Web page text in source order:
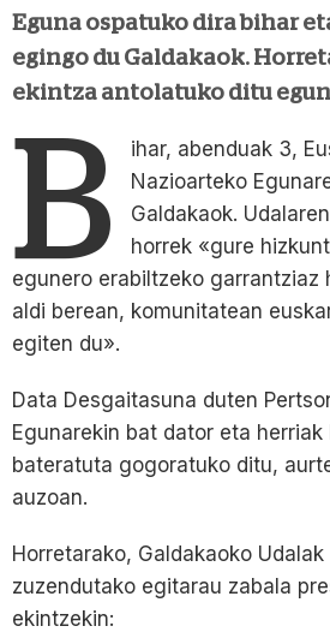
Eguna ospatuko dira bihar
egingo du Galdakaok.
ekintza antolatuko ditu
B
ihar, abenduak 3,
Nazioarteko
Galdakaok.
horrek «gure
egunero erabiltzeko garrantziaz
aldi berean, komunitatean
egiten du».
Data Desgaitasuna duten
Egunarekin bat dator eta
bateratuta gogoratuko ditu,
auzoan.
Horretarako, Galdakaoko
zuzendutako egitarau zabala
ekintzekin: